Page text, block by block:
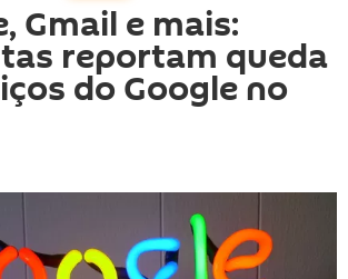
Gmail e mais:
reportam queda
do Google no